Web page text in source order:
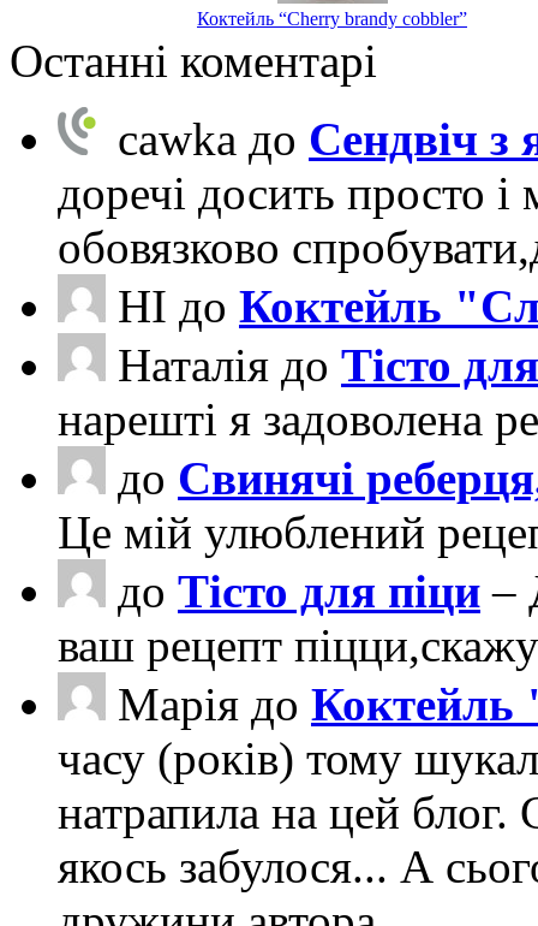
Коктейль “Cherry brandy cobbler”
Останні коментарі
cawka до Сендвіч з
доречі досить просто
обовязково
НІ до Коктейль
Наталія до Тісто
нарешті я задоволена
до Свинячі
Це мій улюблений
до Тісто для піци –
ваш рецепт
Марія до Коктейль
часу (років) тому
натрапила на цей блог.
якось забулося... А